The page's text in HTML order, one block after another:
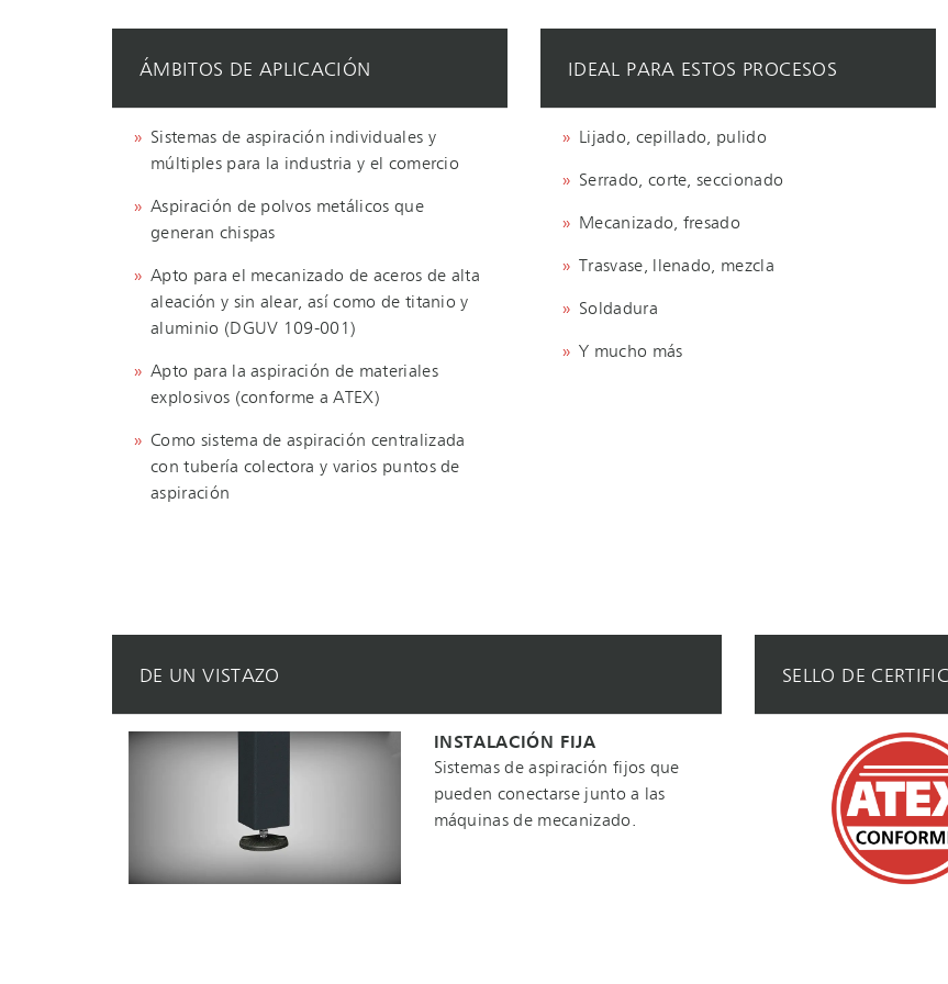
ÁMBITOS DE APLICACIÓN
Sistemas de aspiración individuales y
múltiples para la industria y el comercio
Aspiración de polvos metálicos que
generan chispas
Apto para el mecanizado de aceros de alta
aleación y sin alear, así como de titanio y
aluminio (DGUV 109-001)
Apto para la aspiración de materiales
explosivos (conforme a ATEX)
Como sistema de aspiración centralizada
con tubería colectora y varios puntos de
aspiración
IDEAL PARA ESTOS PROCESOS
Lijado, cepillado, pulido
Serrado, corte, seccionado
Mecanizado, fresado
Trasvase, llenado, mezcla
Soldadura
Y mucho más
DE UN VISTAZO
INSTALACIÓN FIJA
Sistemas de aspiración fijos que
pueden conectarse junto a las
máquinas de mecanizado.
SELLO DE